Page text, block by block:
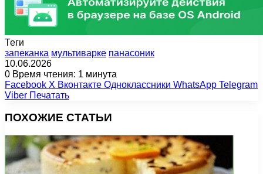
Теги
запеканка мультиварке панасоник
10.06.2026
0 Время чтения: 1 минута
Facebook X Вконтакте Одноклассники WhatsApp Telegram
Viber Печатать
ПОХОЖИЕ СТАТЬИ